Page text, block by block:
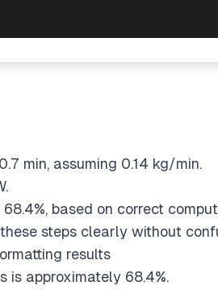
min, assuming 0.14 kg/min.
based on correct
steps clearly without
results
is approximately 68.4%.